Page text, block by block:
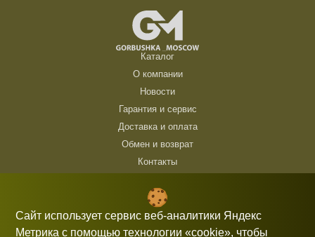
Каталог
О компании
Новости
Гарантия и сервис
Доставка и оплата
Обмен и возврат
Контакты
10:00 — 21:00 без выходных
Сайт использует сервис веб-аналитики Яндекс
Метрика с помощью технологии «cookie», чтобы